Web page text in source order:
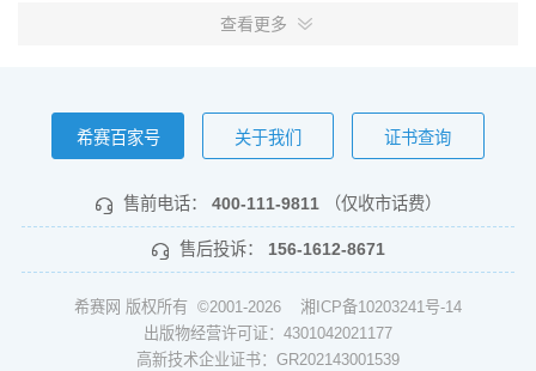
查看更多
希赛百家号 关于我们 证书查询
售前电话： 400-111-9811 （仅收市话费）
售后投诉： 156-1612-8671
希赛网 版权所有 ©2001-2026 湘ICP备10203241号-14
出版物经营许可证：4301042021177
高新技术企业证书：GR202143001539